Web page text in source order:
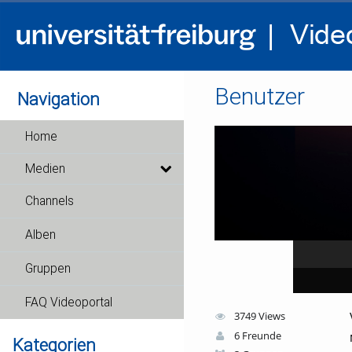
Navigation
Home
Medien
Channels
Alben
Gruppen
FAQ Videoportal
Kategorien
Benutzer
3749 Views
6 Freunde